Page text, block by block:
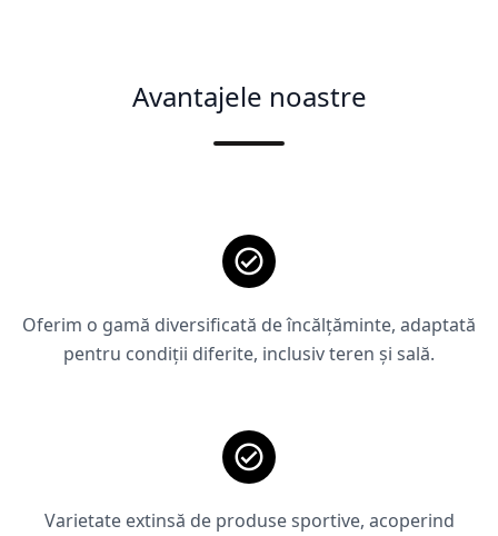
Avantajele noastre
Oferim o gamă diversificată de încălțăminte, adaptată
pentru condiții diferite, inclusiv teren și sală.
Varietate extinsă de produse sportive, acoperind